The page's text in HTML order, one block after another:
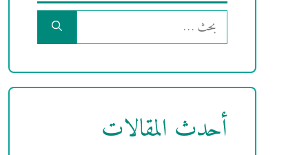
البحث
عن:
أحدث المقالات